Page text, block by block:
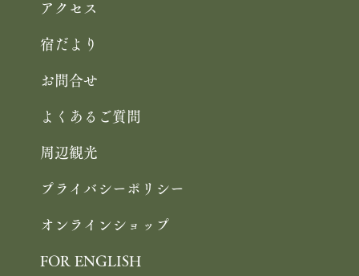
アクセス
宿だより
お問合せ
よくあるご質問
周辺観光
プライバシーポリシー
オンラインショップ
FOR ENGLISH